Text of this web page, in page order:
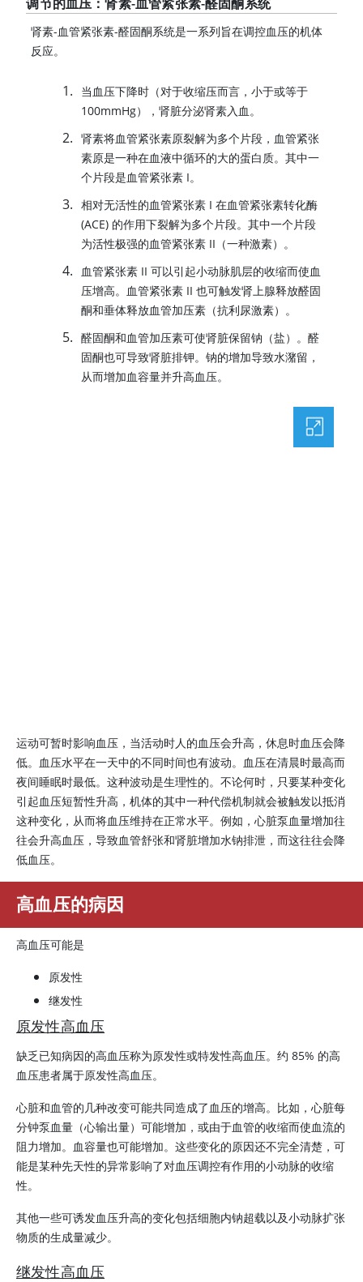
肾素-血管紧张素-醛固酮系统是一系列旨在调控血压的机体
反应。
当血压下降时（对于收缩压而言，小于或等于
100mmHg），肾脏分泌肾素入血。
肾素将血管紧张素原裂解为多个片段，血管紧张
素原是一种在血液中循环的大的蛋白质。其中一
个片段是血管紧张素 I。
相对无活性的血管紧张素 I 在血管紧张素转化酶
(ACE) 的作用下裂解为多个片段。其中一个片段
为活性极强的血管紧张素 II （一种激素）。
血管紧张素 II 可以引起小动脉肌层的收缩而使血
压增高。 血管紧张素 II也可触发肾上腺释放醛固
酮和垂体释放血管加压素 （抗利尿激素）。
醛固酮和血管加压素可使肾脏保留钠（盐）。醛
固酮也可导致肾脏排钾。钠的增加导致水潴留，
从而增加血容量并升高血压。
运动可暂时影响血压，当活动时人的血压会升高，休息时血压会降
低。血压水平在一天中的不同时间也有波动。血压在清晨时最高而
夜间睡眠时最低。这种波动是生理性的。不论何时，只要某种变化
引起血压短暂性升高，机体的其中一种代偿机制就会被触发以抵消
这种变化，从而将血压维持在正常水平。例如，心脏泵血量增加往
往会升高血压，导致血管舒张和肾脏增加水钠排泄，而这往往会降
低血压。
高血压的病因
高血压可能是
原发性
继发性
原发性高血压
缺乏已知病因的高血压称为原发性或特发性高血压。约 85% 的高
血压患者属于原发性高血压。
心脏和血管的几种改变可能共同造成了血压的增高。比如，心脏每
分钟泵血量（心输出量）可能增加，或由于血管的收缩而使血流的
阻力增加。血容量也可能增加。这些变化的原因还不完全清楚，可
能是某种先天性的异常影响了对血压调控有作用的小动脉的收缩
性。
其他一些可诱发血压升高的变化包括细胞内钠超载以及小动脉扩张
物质的生成量减少。
继发性高血压